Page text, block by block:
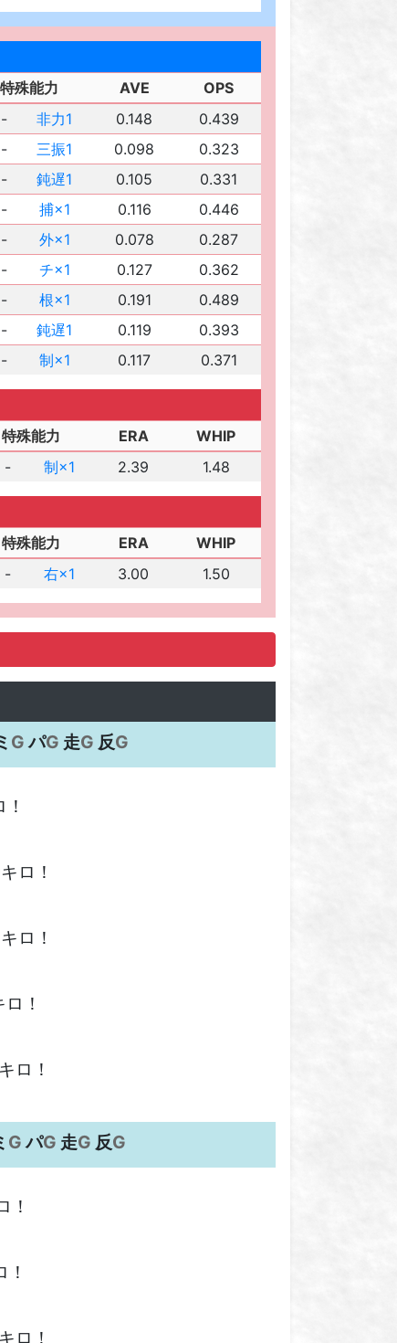
特殊能力 AVE
OPS
- 非力1 0.148
0.439
- 三振1 0.098
0.323
- 鈍遅1 0.105
0.331
- 捕×1 0.116
0.446
- 外×1 0.078
0.287
- チ×1 0.127
0.362
- 根×1 0.191
0.489
- 鈍遅1 0.119
0.393
- 制×1 0.117 0.371
特殊能力 ERA
WHIP
- 制×1 2.39 1.48
特殊能力 ERA
WHIP
- 右×1 3.00 1.50
GパG 走G 反G
ロ！
ロ！
！
ロ！
GパG 走G 反G
！
ロ！